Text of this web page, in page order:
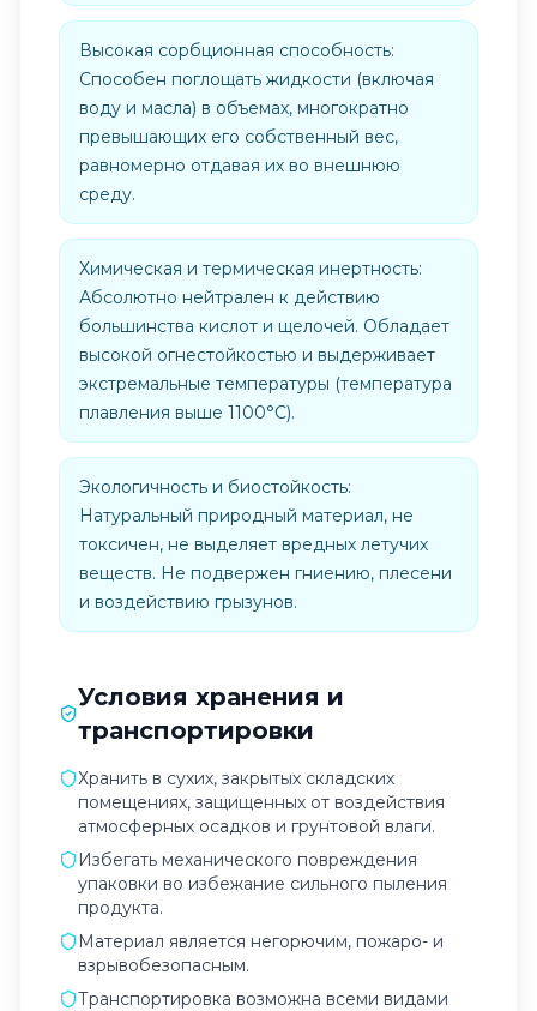
Высокая сорбционная способность:
Способен поглощать жидкости (включая
воду и масла) в объемах, многократно
превышающих его собственный вес,
равномерно отдавая их во внешнюю
среду.
Химическая и термическая инертность:
Абсолютно нейтрален к действию
большинства кислот и щелочей. Обладает
высокой огнестойкостью и выдерживает
экстремальные температуры (температура
плавления выше 1100°C).
Экологичность и биостойкость:
Натуральный природный материал, не
токсичен, не выделяет вредных летучих
веществ. Не подвержен гниению, плесени
и воздействию грызунов.
Условия хранения и
транспортировки
Хранить в сухих, закрытых складских
помещениях, защищенных от воздействия
атмосферных осадков и грунтовой влаги.
Избегать механического повреждения
упаковки во избежание сильного пыления
продукта.
Материал является негорючим, пожаро- и
взрывобезопасным.
Транспортировка возможна всеми видами